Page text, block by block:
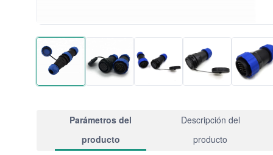
Parámetros del
producto
Descripción del
producto